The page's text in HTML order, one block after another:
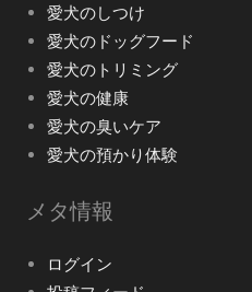
愛犬のしつけ
愛犬のドッグフード
愛犬のトリミング
愛犬の健康
愛犬の臭いケア
愛犬の預かり体験
メタ情報
ログイン